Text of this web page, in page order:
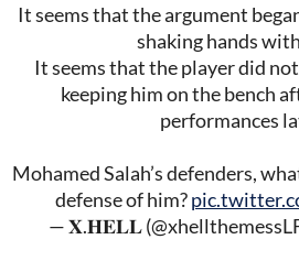
It seems that the argument
shaking hands
It seems that the player did
keeping him on the bench
performances
Mohamed Salah’s defenders,
defense of him?
— 𝐗.𝐇𝐄𝐋𝐋